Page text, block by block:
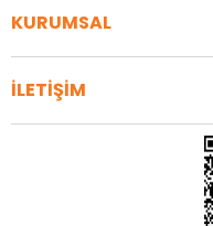
KURUMSAL
İLETİŞİM